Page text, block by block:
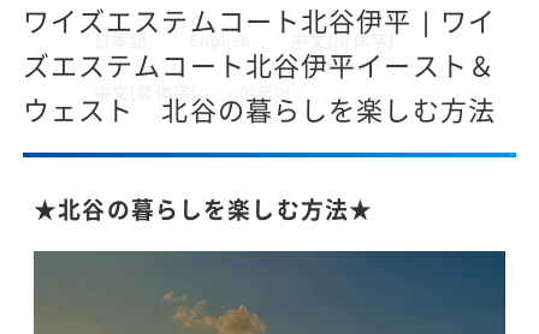
日本語 English 中文(简体字)
한국어
ワイズエステムコート北谷伊平 | ワイ
ズエステムコート北谷伊平イースト＆
ウェスト 北谷の暮らしを楽しむ方法
★北谷の暮らしを楽しむ方法★